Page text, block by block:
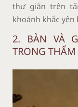
thư giãn trên
khoảnh khắc yên
2. BÀN VÀ
TRONG THẨM